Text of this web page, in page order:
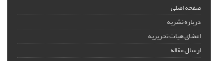
صفحه اصلی
درباره نشریه
اعضای هیات تحریریه
ارسال مقاله